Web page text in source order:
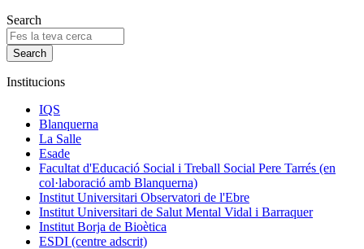
Search
Institucions
IQS
Blanquerna
La Salle
Esade
Facultat d'Educació Social i Treball Social Pere Tarrés (en
col·laboració amb Blanquerna)
Institut Universitari Observatori de l'Ebre
Institut Universitari de Salut Mental Vidal i Barraquer
Institut Borja de Bioètica
ESDI (centre adscrit)